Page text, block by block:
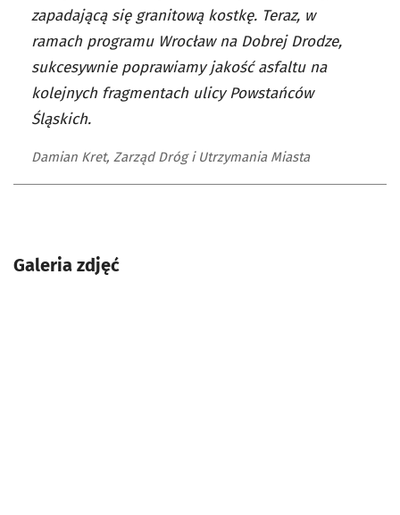
zapadającą się granitową kostkę. Teraz, w
ramach programu Wrocław na Dobrej Drodze,
sukcesywnie poprawiamy jakość asfaltu na
kolejnych fragmentach ulicy Powstańców
Śląskich.
Damian Kret, Zarząd Dróg i Utrzymania Miasta
Galeria zdjęć